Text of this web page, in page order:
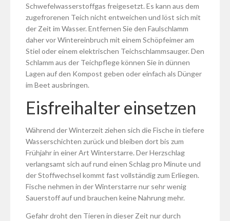
Schwefelwasserstoffgas freigesetzt. Es kann aus dem
zugefrorenen Teich nicht entweichen und löst sich mit
der Zeit im Wasser. Entfernen Sie den Faulschlamm
daher vor Wintereinbruch mit einem Schöpfeimer am
Stiel oder einem elektrischen Teichschlammsauger. Den
Schlamm aus der Teichpflege können Sie in dünnen
Lagen auf den Kompost geben oder einfach als Dünger
im Beet ausbringen.
Eisfreihalter einsetzen
Während der Winterzeit ziehen sich die Fische in tiefere
Wasserschichten zurück und bleiben dort bis zum
Frühjahr in einer Art Winterstarre. Der Herzschlag
verlangsamt sich auf rund einen Schlag pro Minute und
der Stoffwechsel kommt fast vollständig zum Erliegen.
Fische nehmen in der Winterstarre nur sehr wenig
Sauerstoff auf und brauchen keine Nahrung mehr.
Gefahr droht den Tieren in dieser Zeit nur durch